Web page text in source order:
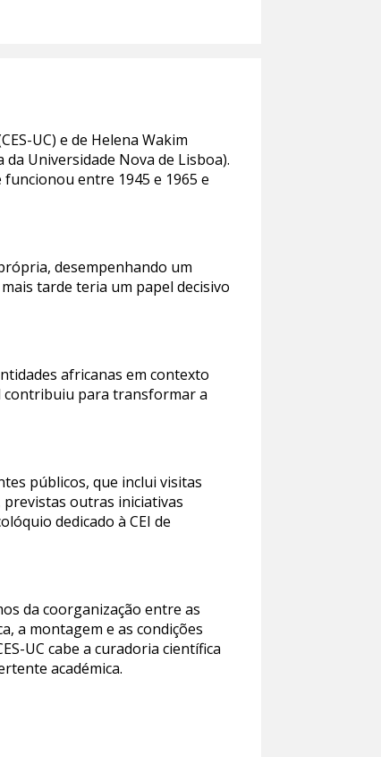
UC) e de Helena Wakim
Universidade Nova de Lisboa).
funcionou entre 1945 e 1965 e
desempenhando um
tarde teria um papel decisivo
africanas em contexto
contribuiu para transformar a
públicos, que inclui visitas
previstas outras iniciativas
dedicado à CEI de
da coorganização entre as
a montagem e as condições
UC cabe a curadoria científica
académica.